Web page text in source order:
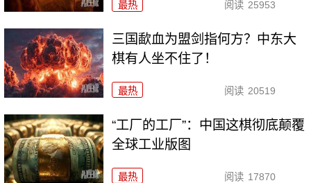
最热 阅读 25953
三国歃血为盟剑指何方？中东大
棋有人坐不住了！
最热 阅读 20519
“工厂的工厂”：中国这棋彻底颠覆
全球工业版图
最热 阅读 17870